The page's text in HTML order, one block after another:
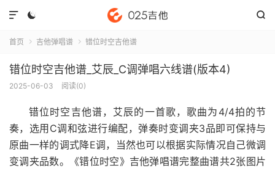
 

首页  吉他弹唱谱  错位时空吉他谱
错位时空吉他谱_艾辰_C调弹唱六线谱(版本4)
2025-06-03 阅读(0)
错位时空吉他谱，艾辰的一首歌，歌曲为4/4拍的节
奏，选用C调和弦进行编配，弹奏时变调夹3品即可保持与
原曲一样的调式降E调，当然也可以根据实际情况自己微调
变调夹品数。《错位时空》吉他弹唱谱完整曲谱共2张图片